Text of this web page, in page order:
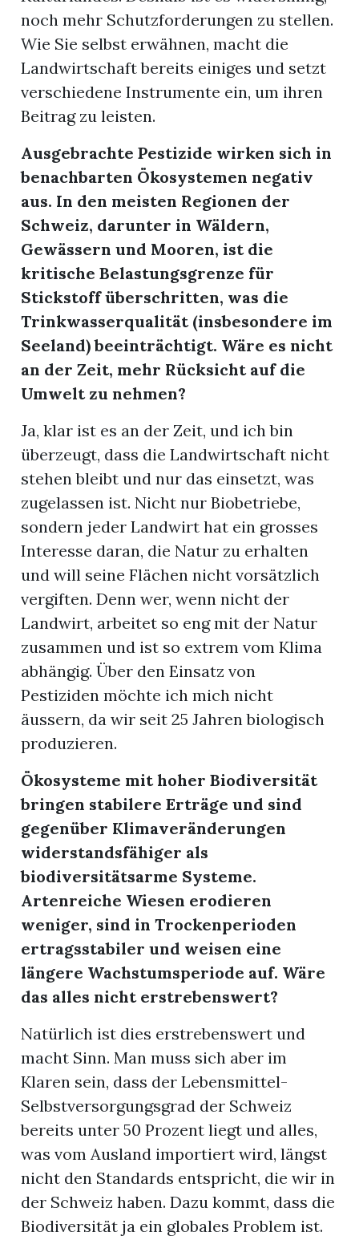
noch mehr Schutzforderungen zu stellen.
Wie Sie selbst erwähnen, macht die
Landwirtschaft bereits einiges und setzt
verschiedene Instrumente ein, um ihren
Beitrag zu leisten.
Ausgebrachte Pestizide wirken sich in
benachbarten Ökosystemen negativ
aus. In den meisten Regionen der
Schweiz, darunter in Wäldern,
Gewässern und Mooren, ist die
kritische Belastungsgrenze für
Stickstoff überschritten, was die
Trinkwasserqualität (insbesondere im
Seeland) beeinträchtigt. Wäre es nicht
an der Zeit, mehr Rücksicht auf die
Umwelt zu nehmen?
Ja, klar ist es an der Zeit, und ich bin
überzeugt, dass die Landwirtschaft nicht
stehen bleibt und nur das einsetzt, was
zugelassen ist. Nicht nur Biobetriebe,
sondern jeder Landwirt hat ein grosses
Interesse daran, die Natur zu erhalten
und will seine Flächen nicht vorsätzlich
vergiften. Denn wer, wenn nicht der
Landwirt, arbeitet so eng mit der Natur
zusammen und ist so extrem vom Klima
abhängig. Über den Einsatz von
Pestiziden möchte ich mich nicht
äussern, da wir seit 25 Jahren biologisch
produzieren.
Ökosysteme mit hoher Biodiversität
bringen stabilere Erträge und sind
gegenüber Klimaveränderungen
widerstandsfähiger als
biodiversitätsarme Systeme.
Artenreiche Wiesen erodieren
weniger, sind in Trockenperioden
ertragsstabiler und weisen eine
längere Wachstumsperiode auf. Wäre
das alles nicht erstrebenswert?
Natürlich ist dies erstrebenswert und
macht Sinn. Man muss sich aber im
Klaren sein, dass der Lebensmittel-
Selbstversorgungsgrad der Schweiz
bereits unter 50 Prozent liegt und alles,
was vom Ausland importiert wird, längst
nicht den Standards entspricht, die wir in
der Schweiz haben. Dazu kommt, dass die
Biodiversität ja ein globales Problem ist.